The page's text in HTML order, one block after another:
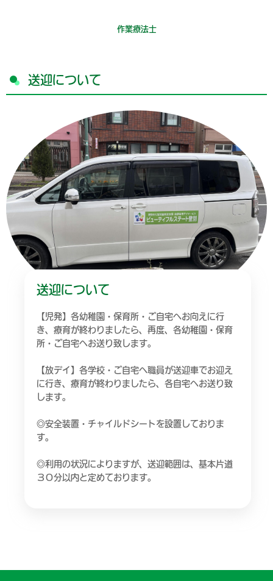
作業療法士
送迎について
送迎について
【児発】各幼稚園・保育所・ご自宅へお向えに行
き、療育が終わりましたら、再度、各幼稚園・保育
所・ご自宅へお送り致します。
【放デイ】各学校・ご自宅へ職員が送迎車でお迎え
に行き、療育が終わりましたら、各自宅へお送り致
します。
◎安全装置・チャイルドシートを設置しておりま
す。
◎利用の状況によりますが、送迎範囲は、基本片道
３０分以内と定めております。